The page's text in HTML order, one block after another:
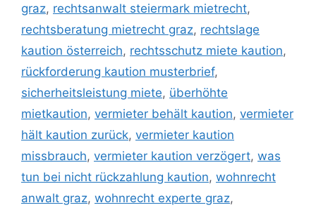
graz, rechtsanwalt steiermark mietrecht,
rechtsberatung mietrecht graz, rechtslage
kaution österreich, rechtsschutz miete kaution,
rückforderung kaution musterbrief,
sicherheitsleistung miete, überhöhte
mietkaution, vermieter behält kaution, vermieter
hält kaution zurück, vermieter kaution
missbrauch, vermieter kaution verzögert, was
tun bei nicht rückzahlung kaution, wohnrecht
anwalt graz, wohnrecht experte graz,